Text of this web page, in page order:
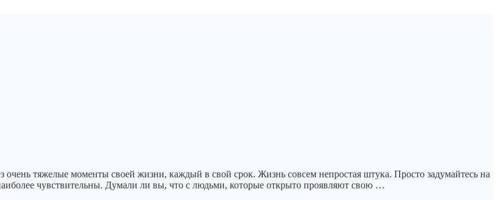
тяжелые моменты своей жизни, каждый в свой срок. Жизнь совсем непростая штука. Просто задумайтесь на
чувствительны. Думали ли вы, что с людьми, которые открыто проявляют свою …